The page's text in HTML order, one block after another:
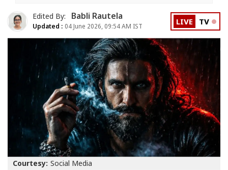
Edited By: Babli Rautela
Updated : 04 June 2026, 09:54 AM IST LIVE TV
Courtesy: Social Media